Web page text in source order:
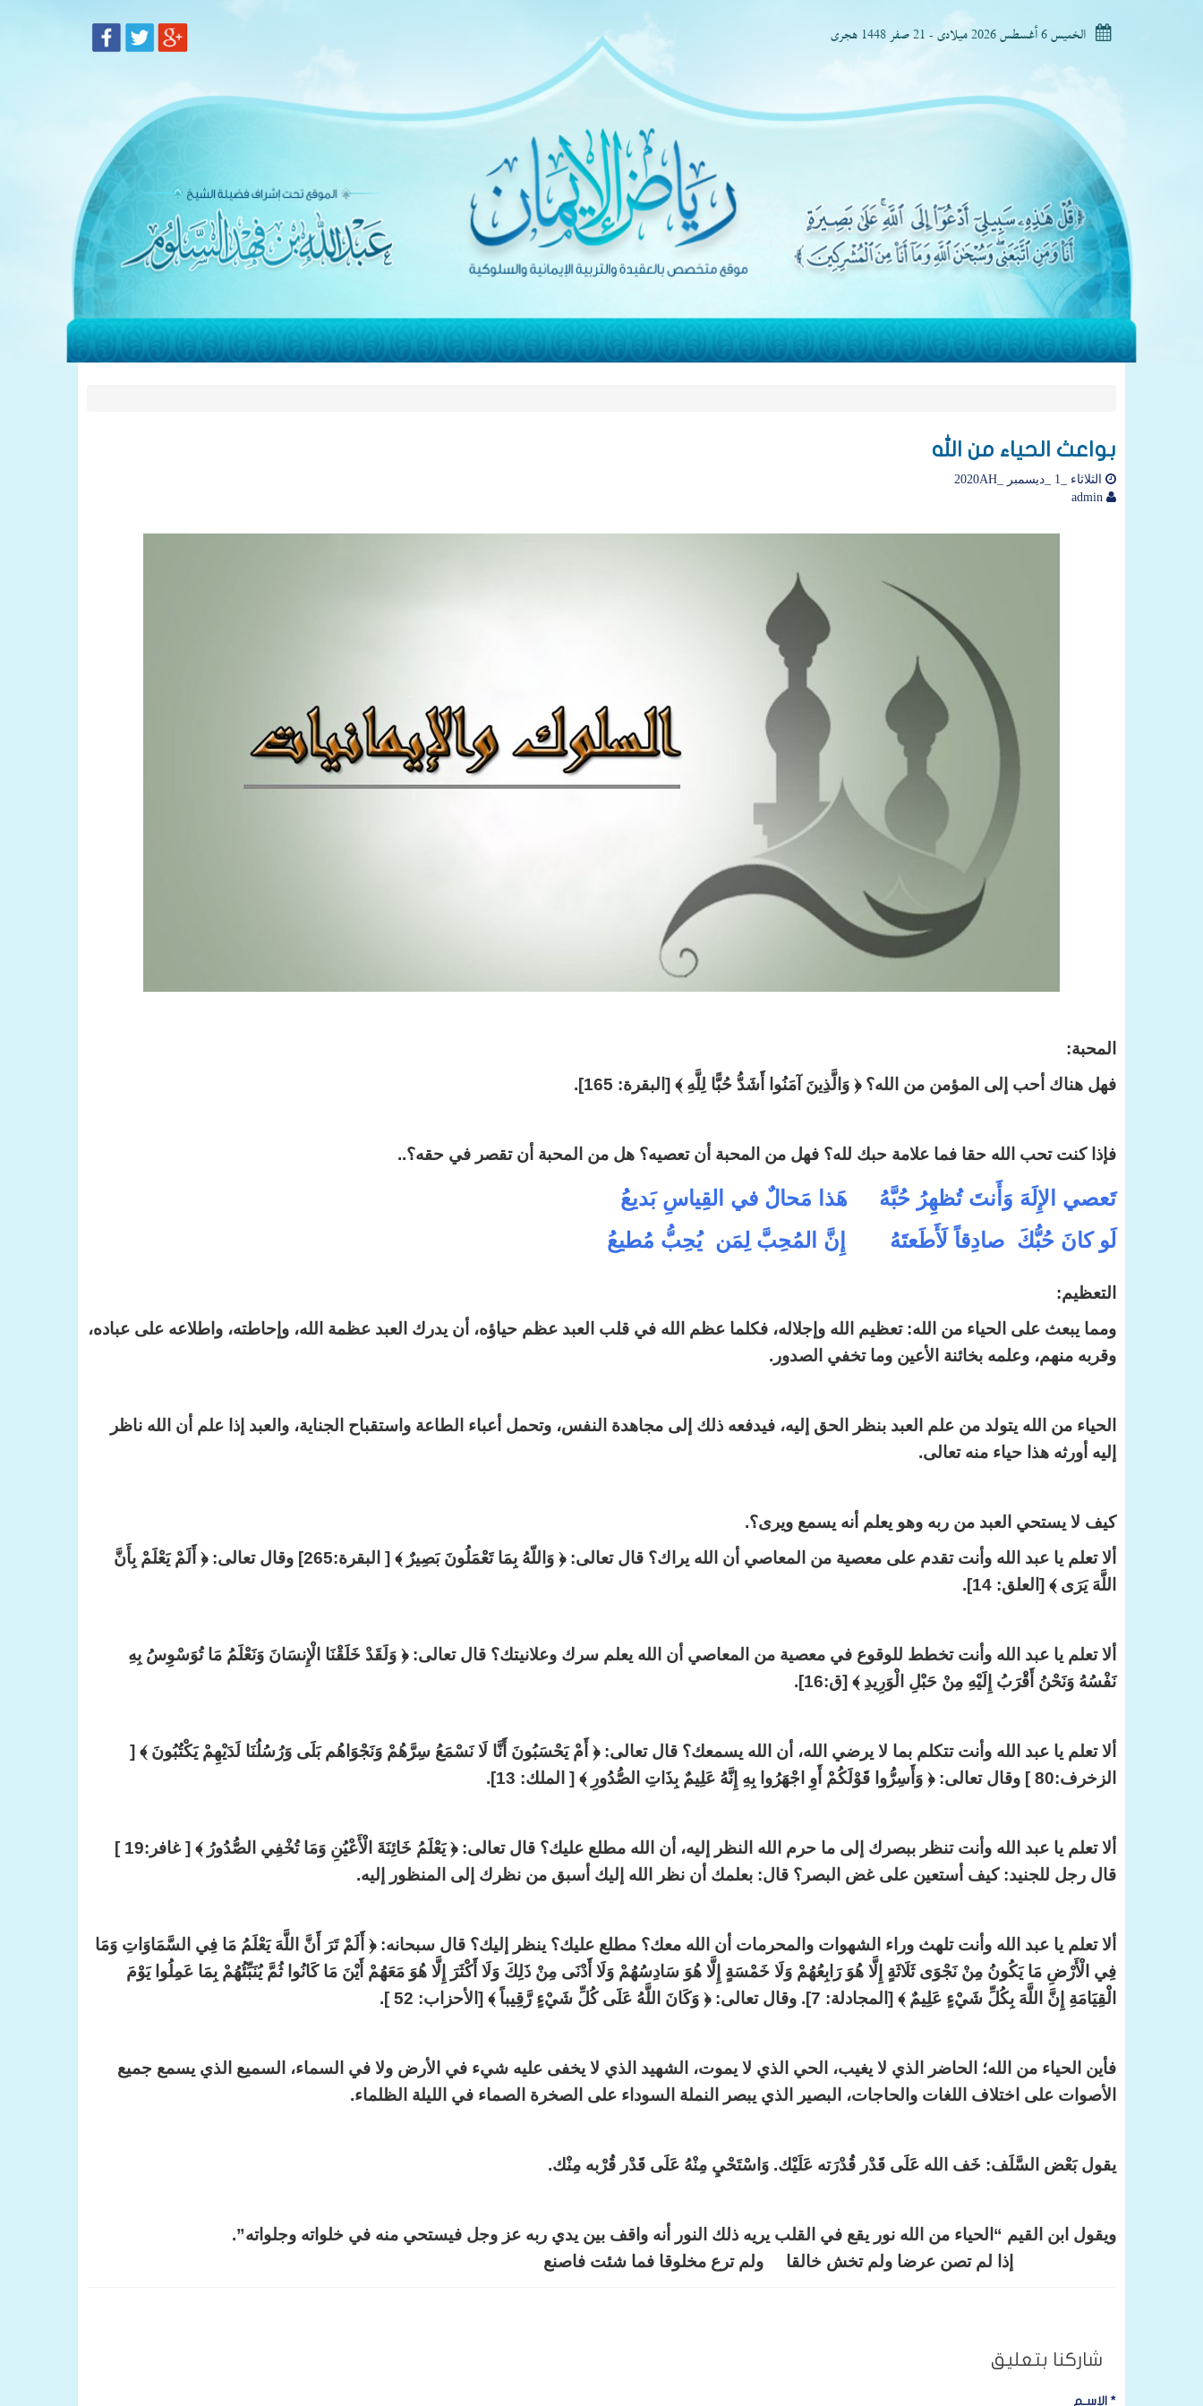
الخميس 6 أغسطس 2026 ميلادى - 21 صفر 1448 هجرى
بواعث الحياء من الله
الثلاثاء _1 _ديسمبر _2020AH
المحبة:
فهل هناك أحب إلى المؤمن من الله؟ ﴿ وَالَّذِينَ آمَنُوا أَشَدُّ حُبًّا لِلَّهِ ﴾ [البقرة: 165].
فإذا كنت تحب الله حقا فما علامة حبك لله؟ فهل من المحبة أن تعصيه؟ هل من المحبة أن تقصر في حقه؟..
تَعصي الإِلَهَ وَأَنتَ تُظهِرُ حُبَّهُ هَذا مَحالٌ في القِياسِ بَديعُ
لَو كانَ حُبُّكَ صادِقاً لَأَطَعتَهُ إِنَّ المُحِبَّ لِمَن يُحِبُّ مُطيعُ
التعظيم:
ومما يبعث على الحياء من الله: تعظيم الله وإجلاله، فكلما عظم الله في قلب العبد عظم حياؤه، أن يدرك العبد عظمة الله، وإحاطته، واطلاعه على عباده،
وقربه منهم، وعلمه بخائنة الأعين وما تخفي الصدور.
الحياء من الله يتولد من علم العبد بنظر الحق إليه، فيدفعه ذلك إلى مجاهدة النفس، وتحمل أعباء الطاعة واستقباح الجناية، والعبد إذا علم أن الله ناظر
إليه أورثه هذا حياء منه تعالى.
كيف لا يستحي العبد من ربه وهو يعلم أنه يسمع ويرى؟.
ألا تعلم يا عبد الله وأنت تقدم على معصية من المعاصي أن الله يراك؟ قال تعالى: ﴿ وَاللّهُ بِمَا تَعْمَلُونَ بَصِيرٌ ﴾ [ البقرة:265] وقال تعالى: ﴿ أَلَمْ يَعْلَمْ بِأَنَّ
اللَّهَ يَرَى ﴾ [العلق: 14].
ألا تعلم يا عبد الله وأنت تخطط للوقوع في معصية من المعاصي أن الله يعلم سرك وعلانيتك؟ قال تعالى: ﴿ وَلَقَدْ خَلَقْنَا الْإِنسَانَ وَنَعْلَمُ مَا تُوَسْوِسُ بِهِ
نَفْسُهُ وَنَحْنُ أَقْرَبُ إِلَيْهِ مِنْ حَبْلِ الْوَرِيدِ ﴾ [ق:16].
ألا تعلم يا عبد الله وأنت تتكلم بما لا يرضي الله، أن الله يسمعك؟ قال تعالى: ﴿ أَمْ يَحْسَبُونَ أَنَّا لَا نَسْمَعُ سِرَّهُمْ وَنَجْوَاهُم بَلَى وَرُسُلُنَا لَدَيْهِمْ يَكْتُبُونَ ﴾ [
الزخرف:80 ] وقال تعالى: ﴿ وَأَسِرُّوا قَوْلَكُمْ أَوِ اجْهَرُوا بِهِ إِنَّهُ عَلِيمٌ بِذَاتِ الصُّدُورِ ﴾ [ الملك: 13].
ألا تعلم يا عبد الله وأنت تنظر ببصرك إلى ما حرم الله النظر إليه، أن الله مطلع عليك؟ قال تعالى: ﴿ يَعْلَمُ خَائِنَةَ الْأَعْيُنِ وَمَا تُخْفِي الصُّدُورُ ﴾ [ غافر:19 ]
قال رجل للجنيد: كيف أستعين على غض البصر؟ قال: بعلمك أن نظر الله إليك أسبق من نظرك إلى المنظور إليه.
ألا تعلم يا عبد الله وأنت تلهث وراء الشهوات والمحرمات أن الله معك؟ مطلع عليك؟ ينظر إليك؟ قال سبحانه: ﴿ أَلَمْ تَرَ أَنَّ اللَّهَ يَعْلَمُ مَا فِي السَّمَاوَاتِ وَمَا
فِي الْأَرْضِ مَا يَكُونُ مِنْ نَجْوَى ثَلَاثَةٍ إِلَّا هُوَ رَابِعُهُمْ وَلَا خَمْسَةٍ إِلَّا هُوَ سَادِسُهُمْ وَلَا أَدْنَى مِنْ ذَلِكَ وَلَا أَكْثَرَ إِلَّا هُوَ مَعَهُمْ أَيْنَ مَا كَانُوا ثُمَّ يُنَبِّئُهُمْ بِمَا عَمِلُوا يَوْمَ
الْقِيَامَةِ إِنَّ اللَّهَ بِكُلِّ شَيْءٍ عَلِيمٌ ﴾ [المجادلة: 7]. وقال تعالى: ﴿ وَكَانَ اللَّهُ عَلَى كُلِّ شَيْءٍ رَّقِيباً ﴾ [الأحزاب: 52 ].
فأين الحياء من الله؛ الحاضر الذي لا يغيب، الحي الذي لا يموت، الشهيد الذي لا يخفى عليه شيء في الأرض ولا في السماء، السميع الذي يسمع جميع
الأصوات على اختلاف اللغات والحاجات، البصير الذي يبصر النملة السوداء على الصخرة الصماء في الليلة الظلماء.
يقول بَعْض السَّلَف: خَف الله عَلَى قَدْر قُدْرَته عَلَيْك. وَاسْتَحْيِ مِنْهُ عَلَى قَدْر قُرْبه مِنْك.
ويقول ابن القيم “الحياء من الله نور يقع في القلب يريه ذلك النور أنه واقف بين يدي ربه عز وجل فيستحي منه في خلواته وجلواته”.
إذا لم تصن عرضا ولم تخش خالقا ولم ترع مخلوقا فما شئت فاصنع
شاركنا بتعليق
* الإسـم